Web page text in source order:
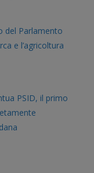
del Parlamento
e l’agricoltura
PSID, il primo